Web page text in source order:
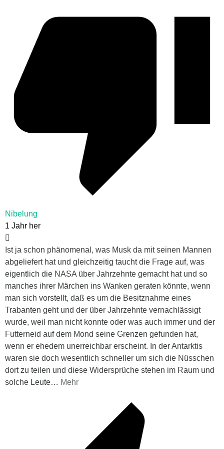
Nibelung
1 Jahr her
Ist ja schon phänomenal, was Musk da mit seinen Mannen
abgeliefert hat und gleichzeitig taucht die Frage auf, was
eigentlich die NASA über Jahrzehnte gemacht hat und so
manches ihrer Märchen ins Wanken geraten könnte, wenn
man sich vorstellt, daß es um die Besitznahme eines
Trabanten geht und der über Jahrzehnte vernachlässigt
wurde, weil man nicht konnte oder was auch immer und der
Futterneid auf dem Mond seine Grenzen gefunden hat,
wenn er ehedem unerreichbar erscheint. In der Antarktis
waren sie doch wesentlich schneller um sich die Nüsschen
dort zu teilen und diese Widersprüche stehen im Raum und
solche Leute… Mehr